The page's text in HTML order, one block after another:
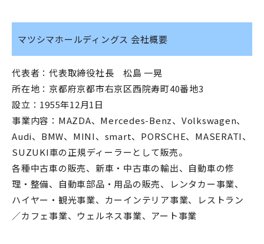
マツシマホールディングス 会社概要
代表者：代表取締役社長 松島 一晃
所在地：京都府京都市右京区西院寿町40番地3
設立：1955年12月1日
事業内容：MAZDA、Mercedes-Benz、Volkswagen、
Audi、BMW、MINI、smart、PORSCHE、MASERATI、
SUZUKI車の正規ディーラーとして販売。
各種中古車の販売、新車・中古車の輸出、自動車の修
理・整備、自動車部品・用品の販売、レンタカー事業、
ハイヤー・観光事業、カーインテリア事業、レストラン
／カフェ事業、ウェルネス事業、アート事業